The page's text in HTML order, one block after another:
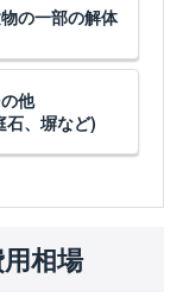
の一部の解体
他
石、塀など)
相場